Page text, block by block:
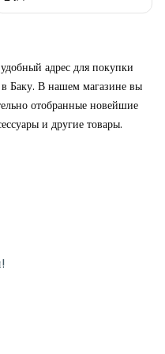
адрес для покупки
Баку. В нашем магазине вы
отобранные новейшие
и другие товары.